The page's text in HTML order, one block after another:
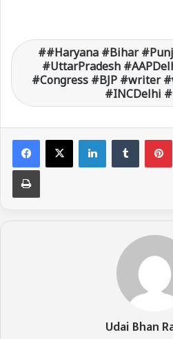
#Haryana #Bihar
#UttarPradesh
#Congress #BJP #writer
#INCDelhi
LinkedIn
Udai Bhan